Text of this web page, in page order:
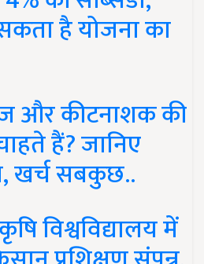
है योजना का
और कीटनाशक की
हैं? जानिए
खर्च सबकुछ..
विश्वविद्यालय में